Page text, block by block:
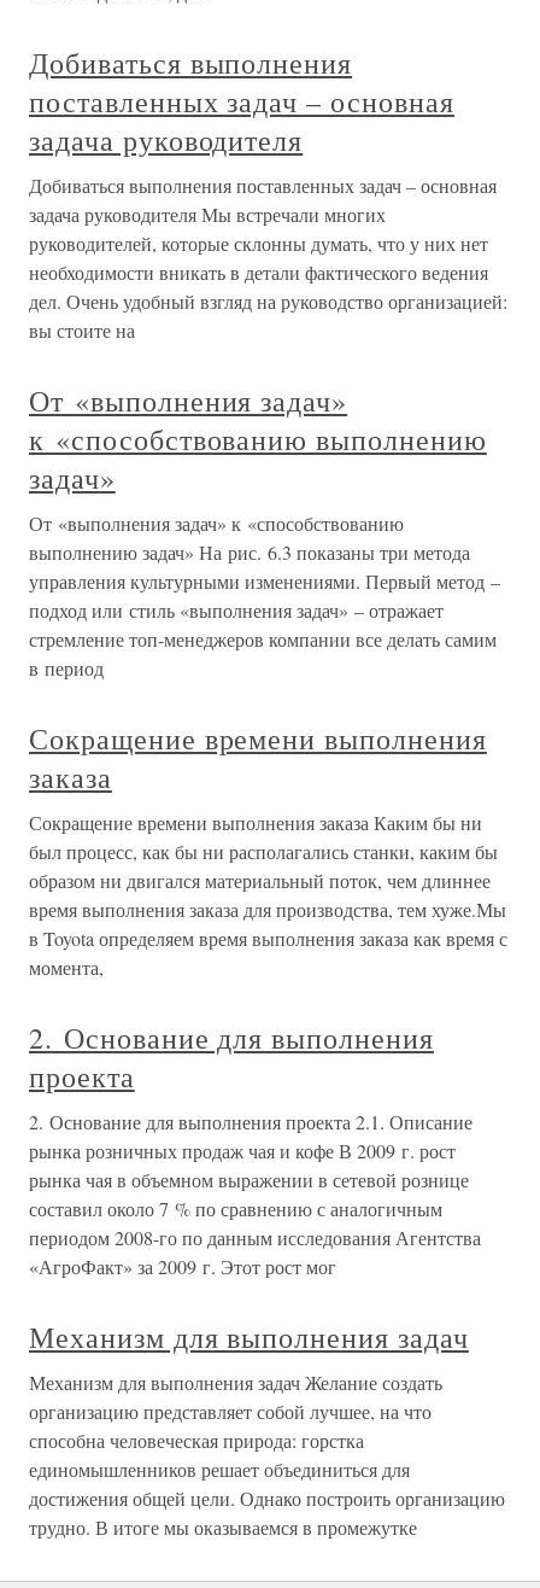
Добиваться выполнения
поставленных задач – основная
задача руководителя
Добиваться выполнения поставленных задач – основная
задача руководителя Мы встречали многих
руководителей, которые склонны думать, что у них нет
необходимости вникать в детали фактического ведения
дел. Очень удобный взгляд на руководство организацией:
вы стоите на
От «выполнения задач»
к «способствованию выполнению
задач»
От «выполнения задач» к «способствованию
выполнению задач» На рис. 6.3 показаны три метода
управления культурными изменениями. Первый метод –
подход или стиль «выполнения задач» – отражает
стремление топ-менеджеров компании все делать самим
в период
Сокращение времени выполнения
заказа
Сокращение времени выполнения заказа Каким бы ни
был процесс, как бы ни располагались станки, каким бы
образом ни двигался материальный поток, чем длиннее
время выполнения заказа для производства, тем хуже.Мы
в Toyota определяем время выполнения заказа как время с
момента,
2. Основание для выполнения
проекта
2. Основание для выполнения проекта 2.1. Описание
рынка розничных продаж чая и кофе В 2009 г. рост
рынка чая в объемном выражении в сетевой рознице
составил около 7 % по сравнению с аналогичным
периодом 2008-го по данным исследования Агентства
«АгроФакт» за 2009 г. Этот рост мог
Механизм для выполнения задач
Механизм для выполнения задач Желание создать
организацию представляет собой лучшее, на что
способна человеческая природа: горстка
единомышленников решает объединиться для
достижения общей цели. Однако построить организацию
трудно. В итоге мы оказываемся в промежутке